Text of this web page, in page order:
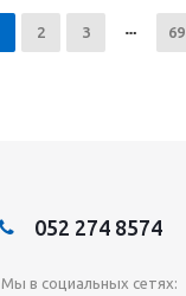
2 3 69
052 274 8574
Мы в социальных сетях: